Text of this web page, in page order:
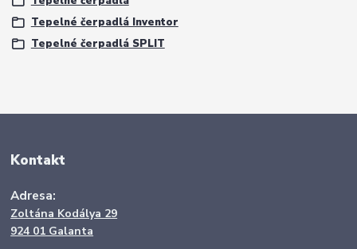
Tepelné čerpadlá Inventor
Tepelné čerpadlá SPLIT
Kontakt
Adresa:
Zoltána Kodálya 29
924 01 Galanta